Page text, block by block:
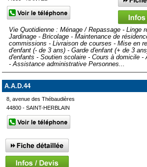
Vie Quotidienne : Ménage / Repassage - Linge
Jardinage - Bricolage - Maintenance de
commissions - Livraison de courses - Mise en
d'enfant (- de 3 ans) - Garde d'enfant (+ de 3
d'enfants - Soutien scolaire - Cours à domicile -
- Assistance administrative Personnes...
A.A.D.44
8, avenue des Thébaudières
44800 - SAINT-HERBLAIN